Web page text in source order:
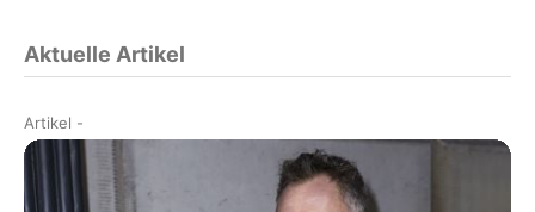
Aktuelle Artikel
Artikel -